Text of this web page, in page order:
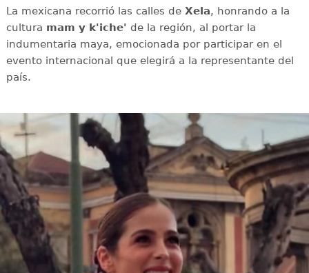
La mexicana recorrió las calles deXela, honrando a la
cultura mam y k'iche' de la región, al portar la
indumentaria maya, emocionada por participar en el
evento internacional que elegirá a la representante del
país.